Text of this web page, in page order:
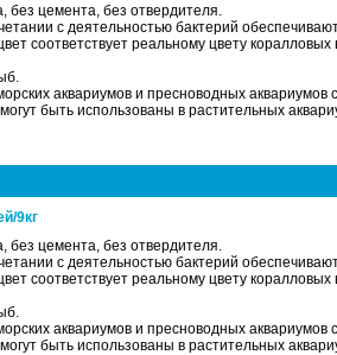
без цемента, без отвердителя.
с деятельностью бактерий
соответствует реальному цвету
аквариумов и пресноводных
быть использованы в растительных
9кг
без цемента, без отвердителя.
с деятельностью бактерий
соответствует реальному цвету
аквариумов и пресноводных
быть использованы в растительных